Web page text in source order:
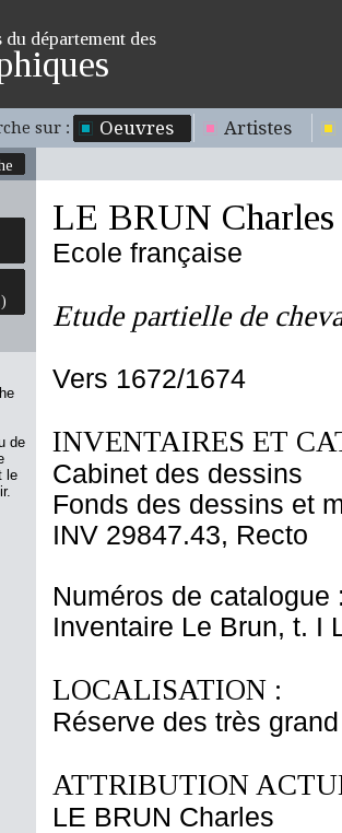
département des
sur : Oeuvres Artistes
de
le
LE BRUN Charles
Ecole française
Etude partielle de
Vers 1672/1674
INVENTAIRES ET
Cabinet des dessins
Fonds des dessins et
INV 29847.43, Recto
Numéros de catalogue
Inventaire Le Brun, t. I
LOCALISATION :
Réserve des très
ATTRIBUTION
LE BRUN Charles